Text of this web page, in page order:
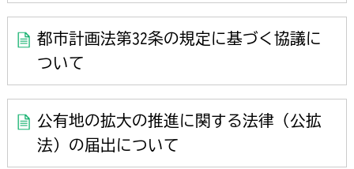
都市計画法第32条の規定に基づく協議に
ついて
公有地の拡大の推進に関する法律（公拡
法）の届出について